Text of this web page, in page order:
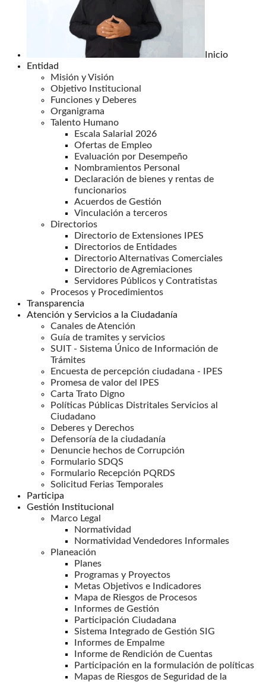
Inicio
Entidad
Misión y Visión
Objetivo Institucional
Funciones y Deberes
Organigrama
Talento Humano
Escala Salarial 2026
Ofertas de Empleo
Evaluación por Desempeño
Nombramientos Personal
Declaración de bienes y rentas de
funcionarios
Acuerdos de Gestión
Vinculación a terceros
Directorios
Directorio de Extensiones IPES
Directorios de Entidades
Directorio Alternativas Comerciales
Directorio de Agremiaciones
Servidores Públicos y Contratistas
Procesos y Procedimientos
Transparencia
Atención y Servicios a la Ciudadanía
Canales de Atención
Guía de tramites y servicios
SUIT - Sistema Único de Información de
Trámites
Encuesta de percepción ciudadana - IPES
Promesa de valor del IPES
Carta Trato Digno
Políticas Públicas Distritales Servicios al
Ciudadano
Deberes y Derechos
Defensoría de la ciudadanía
Denuncie hechos de Corrupción
Formulario SDQS
Formulario Recepción PQRDS
Solicitud Ferias Temporales
Participa
Gestión Institucional
Marco Legal
Normatividad
Normatividad Vendedores Informales
Planeación
Planes
Programas y Proyectos
Metas Objetivos e Indicadores
Mapa de Riesgos de Procesos
Informes de Gestión
Participación Ciudadana
Sistema Integrado de Gestión SIG
Informes de Empalme
Informe de Rendición de Cuentas
Participación en la formulación de políticas
Mapas de Riesgos de Seguridad de la